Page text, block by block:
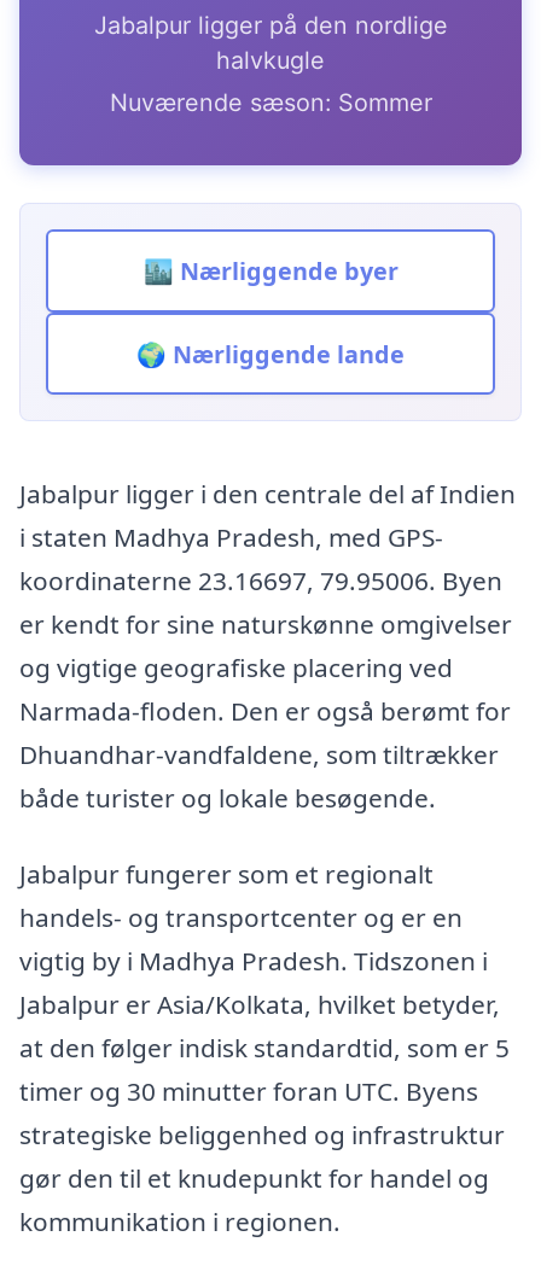
Jabalpur ligger på den nordlige
halvkugle
Nuværende sæson: Sommer
🏙️ Nærliggende byer
🌍 Nærliggende lande
Jabalpur ligger i den centrale del af Indien
i staten Madhya Pradesh, med GPS-
koordinaterne 23.16697, 79.95006. Byen
er kendt for sine naturskønne omgivelser
og vigtige geografiske placering ved
Narmada-floden. Den er også berømt for
Dhuandhar-vandfaldene, som tiltrækker
både turister og lokale besøgende.
Jabalpur fungerer som et regionalt
handels- og transportcenter og er en
vigtig by i Madhya Pradesh. Tidszonen i
Jabalpur er Asia/Kolkata, hvilket betyder,
at den følger indisk standardtid, som er 5
timer og 30 minutter foran UTC. Byens
strategiske beliggenhed og infrastruktur
gør den til et knudepunkt for handel og
kommunikation i regionen.